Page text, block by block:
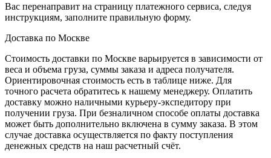
Вас перенаправит на страницу платежного сервиса, следуя
инструкциям, заполните правильную форму.
Доставка по Москве
Стоимость доставки по Москве варьируется в зависимости от
веса и объема груза, суммы заказа и адреса получателя.
Ориентировочная стоимость есть в таблице ниже. Для
точного расчета обратитесь к нашему менеджеру. Оплатить
доставку можно наличными курьеру-экспедитору при
получении груза. При безналичном способе оплаты доставка
может быть дополнительно включена в сумму заказа. В этом
случае доставка осуществляется по факту поступления
денежных средств на наш расчетный счёт.